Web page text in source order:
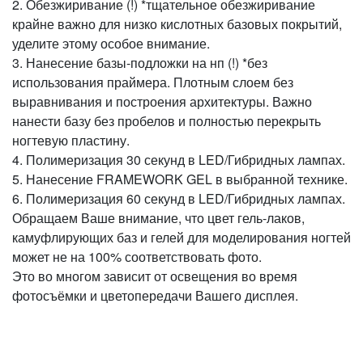
2. Обезжиривание (!) *тщательное обезжиривание
крайне важно для низко кислотных базовых покрытий,
уделите этому особое внимание.
3. Нанесение базы-подложки на нп (!) *без
использования праймера. Плотным слоем без
выравнивания и построения архитектуры. Важно
нанести базу без пробелов и полностью перекрыть
ногтевую пластину.
4. Полимеризация 30 секунд в LED/Гибридных лампах.
5. Нанесение FRAMEWORK GEL в выбранной технике.
6. Полимеризация 60 секунд в LED/Гибридных лампах.
Обращаем Ваше внимание, что цвет гель-лаков,
камуфлирующих баз и гелей для моделирования ногтей
может не на 100% соответствовать фото.
Это во многом зависит от освещения во время
фотосъёмки и цветопередачи Вашего дисплея.